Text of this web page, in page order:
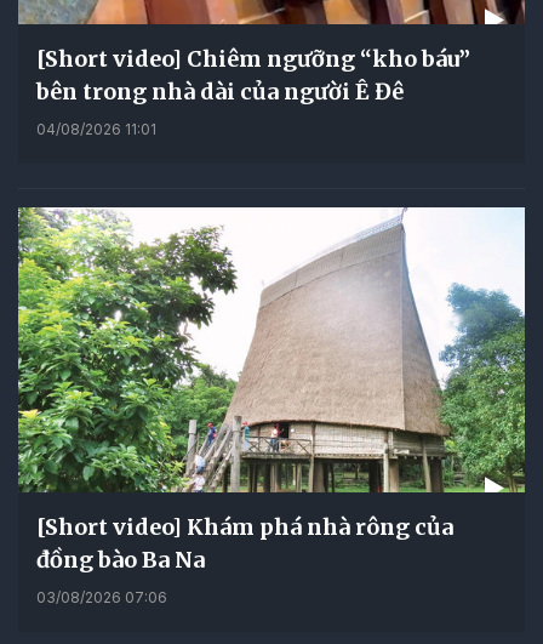
[Short video] Chiêm ngưỡng “kho báu”
bên trong nhà dài của người Ê Đê
04/08/2026 11:01
[Short video] Khám phá nhà rông của
đồng bào Ba Na
03/08/2026 07:06